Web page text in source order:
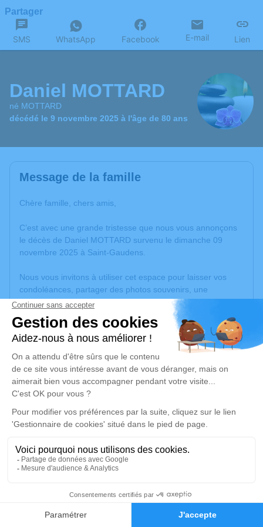
Faire-part Hommages
Partager
SMS WhatsApp Facebook E-mail Lien
Daniel MOTTARD
né MOTTARD
décédé le 9 novembre 2025 à l'âge de 80 ans
Message de la famille
Chère famille, chers amis,
C’est avec une grande tristesse que nous vous annonçons
le décès de Daniel MOTTARD survenu le dimanche 09
novembre 2025 à Saint-Gaudens.
Nous vous invitons à utiliser cet espace pour laisser vos
condoléances, partager des photos souvenirs, une
anecdote ou exprimer vos pensées à travers des poèmes
ou des textes. Cet endroit est un lieu d'expression dédié à
honorer la mémoire de Daniel MOTTARD.
Un service de plantation d’arbre hommage estdisponible
jeudi 13 novembre 2025 à 09h30
Crématorium du Sivom de Villeneuve-de-
31800 Villeneuve-de-Rivière